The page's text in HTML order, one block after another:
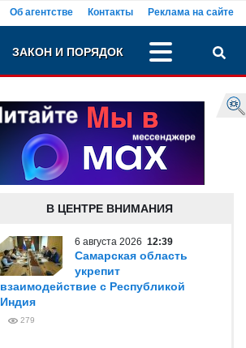
Об агентстве Контакты Реклама на сайте
ЗАКОН И ПОРЯДОК
В ЦЕНТРЕ ВНИМАНИЯ
6 августа 2026 12:39
Самарская область
укрепит
взаимодействие с Республикой
Индия
279